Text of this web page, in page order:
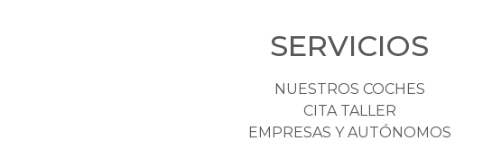
SERVICIOS
NUESTROS COCHES
CITA TALLER
EMPRESAS Y AUTÓNOMOS